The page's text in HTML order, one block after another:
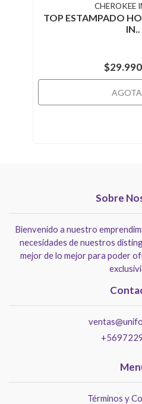
CHEROKEE
TOP ESTAMPADO
IN..
Sobre
Bienvenido a nuestro
necesidades de nuestros
mejor de lo mejor para poder
Términos y